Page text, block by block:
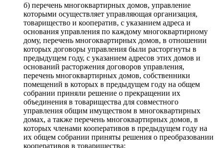
б) перечень многоквартирных домов, управление
которыми осуществляет управляющая организация,
товарищество и кооператив, с указанием адреса и
основания управления по каждому многоквартирному
дому, перечень многоквартирных домов, в отношении
которых договоры управления были расторгнуты в
предыдущем году, с указанием адресов этих домов и
оснований расторжения договоров управления,
перечень многоквартирных домов, собственники
помещений в которых в предыдущем году на общем
собрании приняли решение о прекращении их
объединения в товарищества для совместного
управления общим имуществом в многоквартирных
домах, а также перечень многоквартирных домов, в
которых членами кооперативов в предыдущем году на
их общем собрании приняты решения о преобразовании
кооперативов в товарищества;